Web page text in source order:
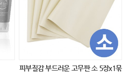
피부질감 부드러운 고무판 소 5장x1묶